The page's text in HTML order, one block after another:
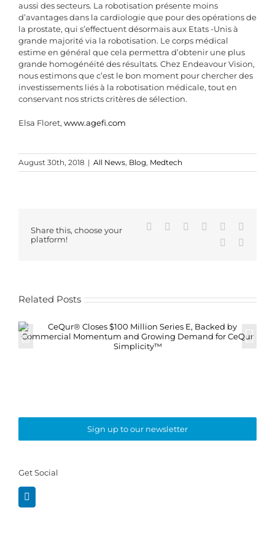
aussi des secteurs. La robotisation présente moins
d’avantages dans la cardiologie que pour des opérations de
la prostate, qui s’effectuent désormais aux Etats -Unis à
grande majorité via la robotisation. Le corps médical
estime en général que cela permettra d’obtenir une plus
grande homogénéité des résultats. Chez Endeavour Vision,
nous estimons que c’est le bon moment pour chercher des
investissements liés à la robotisation médicale, tout en
conservant nos stricts critères de sélection.
Elsa Floret, www.agefi.com
August 30th, 2018 | All News, Blog, Medtech
Share this, choose your
platform!
Facebook Reddit LinkedInWhatsApp
Pinterest
Related Posts
Sign up to our newsletter
Get Social